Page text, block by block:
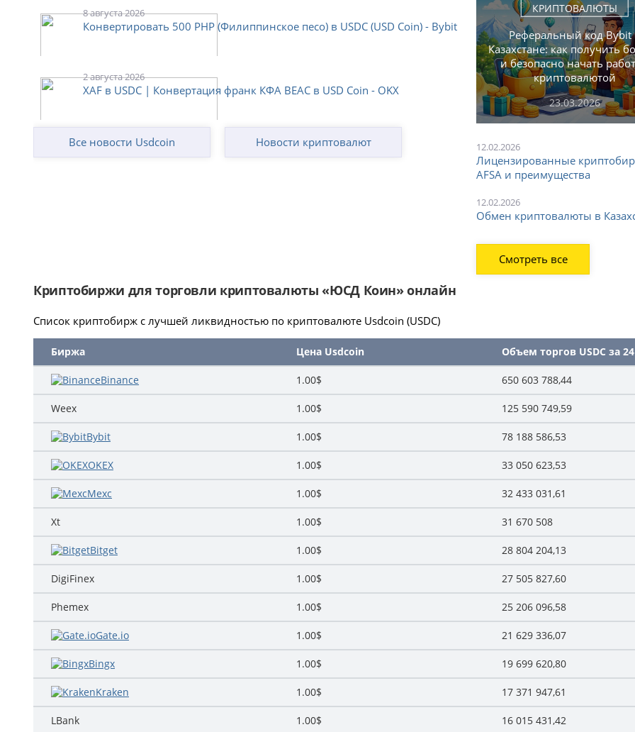
8 августа 2026
Конвертировать 500 PHP (Филиппинское песо) в USDC (USD Coin) - Bybit
2 августа 2026
XAF в USDC | Конвертация франк КФА BEAC в USD Coin - OKX
Все новости Usdcoin Новости криптовалют
КРИПТОВАЛЮТЫ
Реферальный код Bybit
Казахстане: как получить
и безопасно начать
криптовалютой
23.03.2026
12.02.2026
Лицензированные
AFSA и преимущества
12.02.2026
Обмен криптовалюты в
Смотреть все
Криптобиржи для торговли криптовалюты «ЮСД Коин» онлайн
Список криптобирж с лучшей ликвидностью по криптовалюте Usdcoin (USDC)
Биржа Цена Usdcoin Объем торгов USDC за
Binance 1.00$ 650 603 788,44
Weex 1.00$ 125 590 749,59
Bybit 1.00$ 78 188 586,53
OKEX 1.00$ 33 050 623,53
Mexc 1.00$ 32 433 031,61
Xt 1.00$ 31 670 508
Bitget 1.00$ 28 804 204,13
DigiFinex 1.00$ 27 505 827,60
Phemex 1.00$ 25 206 096,58
Gate.io 1.00$ 21 629 336,07
Bingx 1.00$ 19 699 620,80
Kraken 1.00$ 17 371 947,61
LBank 1.00$ 16 015 431,42